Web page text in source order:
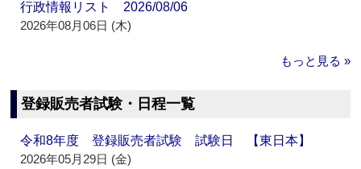
行政情報リスト 2026/08/06
2026年08月06日 (木)
もっと見る »
登録販売者試験・日程一覧
令和8年度 登録販売者試験 試験日 【東日本】
2026年05月29日 (金)